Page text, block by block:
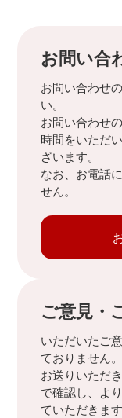
お問い合
お問い合わせ
い。
お問い合わせ
時間をいただ
ざいます。
なお、お電話
せん。
ご意見・
いただいたご
ておりません。
お送りいただ
で確認し、よ
ていただきま